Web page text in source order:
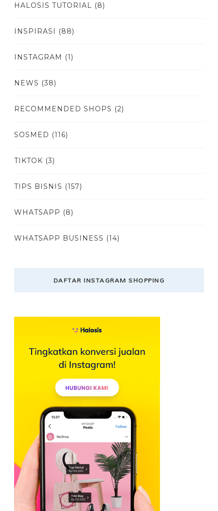
HALOSIS TUTORIAL (8)
INSPIRASI (88)
INSTAGRAM (1)
NEWS (38)
RECOMMENDED SHOPS (2)
SOSMED (116)
TIKTOK (3)
TIPS BISNIS (157)
WHATSAPP (8)
WHATSAPP BUSINESS (14)
DAFTAR INSTAGRAM SHOPPING